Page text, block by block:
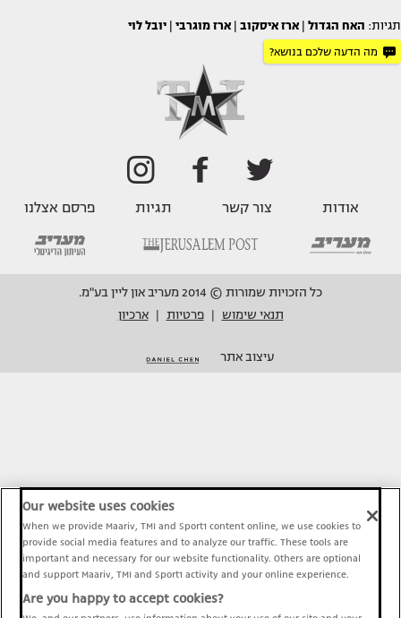
תגיות: האח הגדול ארז איסקוב ארז מוגרבי יובל לוי
מה הדעה שלכם בנושא?
אודות צור קשר תגיות פרסם אצלנו
כל הזכויות שמורות © 2014 מעריב און ליין בע"מ.
תנאי שימוש
פרטיות ארכיון
עיצוב אתר
Our website uses cookies
When we provide Maariv, TMI and Sport1 content online, we use cookies to
provide social media features and to analyze our traffic. These tools are
important and necessary for our website functionality. Others are optional
and support Maariv, TMI and Sport1 activity and your online experience.
Are you happy to accept cookies?